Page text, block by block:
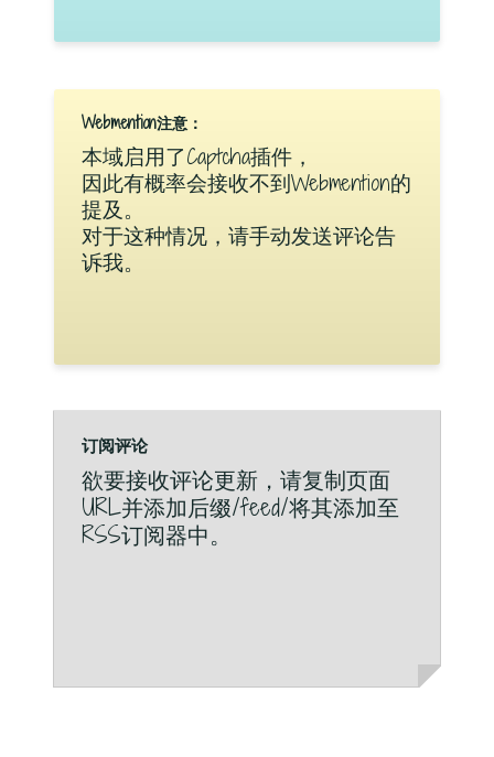
Webmention注意：
本域启用了Captcha插件，
因此有概率会接收不到Webmention的
提及。
对于这种情况，请手动发送评论告
诉我。
订阅评论
欲要接收评论更新，请复制页面
URL并添加后缀/feed/将其添加至
RSS订阅器中。